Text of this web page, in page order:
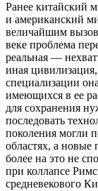
Ранее китайский
и американский
величайшим
веке проблема
реальная —
иная
специализации
имеющихся в ее
для сохранения
последовать
поколения могли
областях, а новые
более на это не
при коллапсе
средневекового